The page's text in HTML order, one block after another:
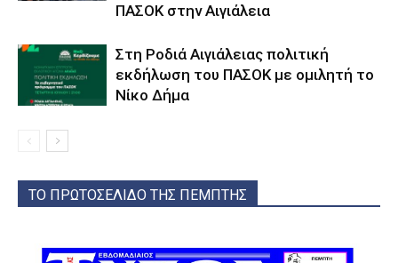
ΠΑΣΟΚ στην Αιγιάλεια
Στη Ροδιά Αιγιάλειας πολιτική
εκδήλωση του ΠΑΣΟΚ με ομιλητή το
Νίκο Δήμα
ΤΟ ΠΡΩΤΟΣΕΛΙΔΟ ΤΗΣ ΠΕΜΠΤΗΣ